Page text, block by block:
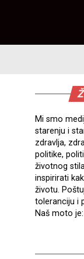
Mi smo
starenju i
zdravlja,
politike,
životnog
inspirirati
životu.
toleranciju i
Naš moto